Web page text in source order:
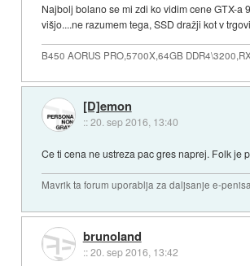
Najbolj bolano se mi zdi ko vidim cene GTX-a
višjo....ne razumem tega, SSD dražji kot v
B450 AORUS PRO,5700X,64GB
[D]emon
::20. sep 2016, 13:40
Ce ti cena ne ustreza pac gres naprej. Folk je
Mavrik ta forum uporablja za daljsanje e-
brunoland
::20. sep 2016, 13:42